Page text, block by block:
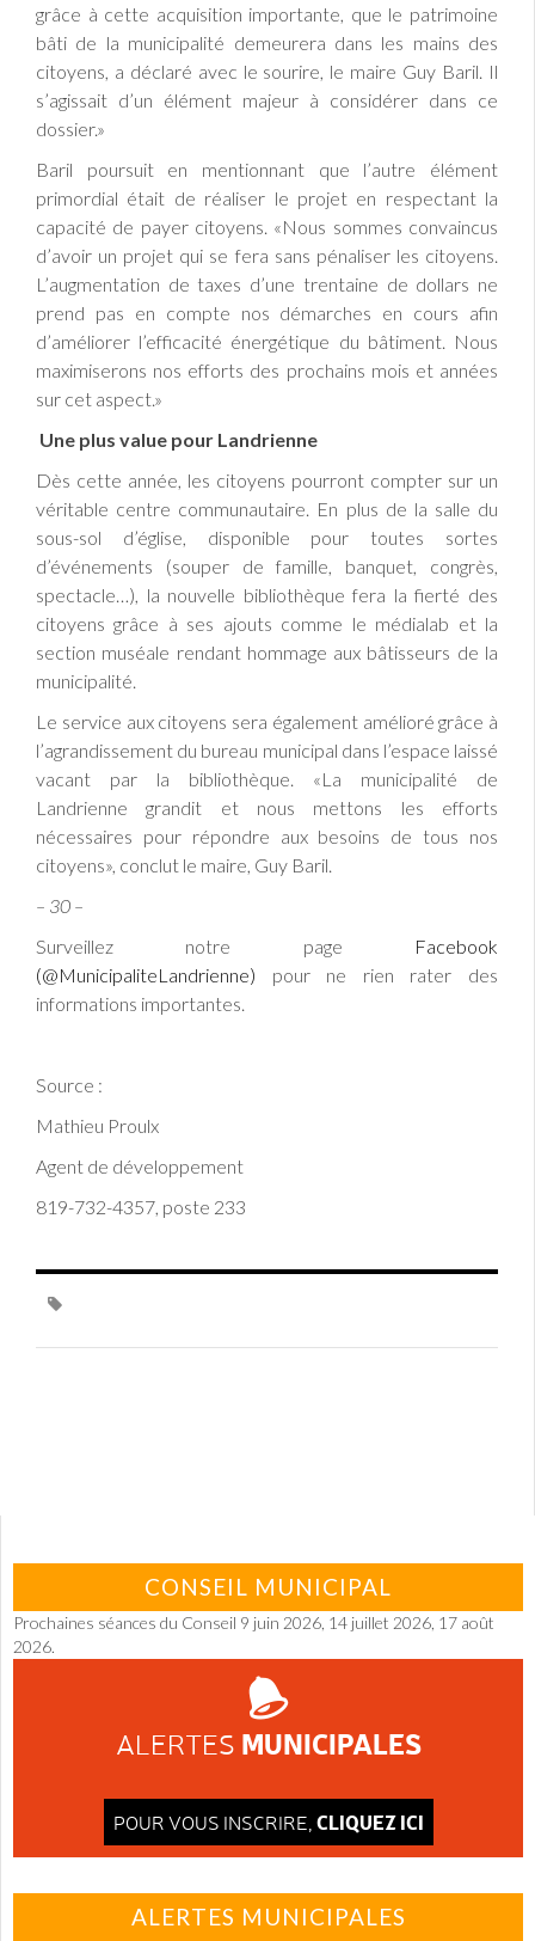
grâce à cette acquisition importante, que le patrimoine
bâti de la municipalité demeurera dans les mains des
citoyens, a déclaré avec le sourire, le maire Guy Baril. Il
s’agissait d’un élément majeur à considérer dans ce
dossier.»
Baril poursuit en mentionnant que l’autre élément
primordial était de réaliser le projet en respectant la
capacité de payer citoyens. «Nous sommes convaincus
d’avoir un projet qui se fera sans pénaliser les citoyens.
L’augmentation de taxes d’une trentaine de dollars ne
prend pas en compte nos démarches en cours afin
d’améliorer l’efficacité énergétique du bâtiment. Nous
maximiserons nos efforts des prochains mois et années
sur cet aspect.»
Une plus value pour Landrienne
Dès cette année, les citoyens pourront compter sur un
véritable centre communautaire. En plus de la salle du
sous-sol d’église, disponible pour toutes sortes
d’événements (souper de famille, banquet, congrès,
spectacle…), la nouvelle bibliothèque fera la fierté des
citoyens grâce à ses ajouts comme le médialab et la
section muséale rendant hommage aux bâtisseurs de la
municipalité.
Le service aux citoyens sera également amélioré grâce à
l’agrandissement du bureau municipal dans l’espace laissé
vacant par la bibliothèque. «La municipalité de
Landrienne grandit et nous mettons les efforts
nécessaires pour répondre aux besoins de tous nos
citoyens», conclut le maire, Guy Baril.
– 30 –
Surveillez notre page
Facebook
(@MunicipaliteLandrienne) pour ne rien rater des
informations importantes.
Source :
Mathieu Proulx
Agent de développement
819-732-4357, poste 233
CONSEIL MUNICIPAL
Prochaines séances du Conseil 9 juin 2026, 14 juillet 2026, 17 août
2026.
ALERTES MUNICIPALES
POUR VOUS INSCRIRE, CLIQUEZ ICI
ALERTES MUNICIPALES